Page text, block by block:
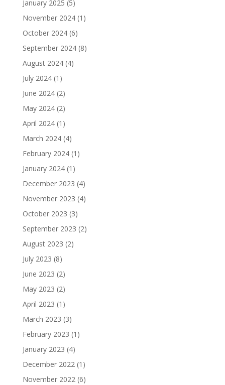
January 2025 (5)
November 2024(1)
October 2024(6)
September 2024(8)
August 2024(4)
July 2024(1)
June 2024(2)
May 2024(2)
April 2024(1)
March 2024(4)
February 2024(1)
January 2024(1)
December 2023 (4)
November 2023 (4)
October 2023 (3)
September 2023 (2)
August 2023 (2)
July 2023 (8)
June 2023 (2)
May 2023 (2)
April 2023 (1)
March 2023 (3)
February 2023 (1)
January 2023 (4)
December 2022(1)
November 2022(6)